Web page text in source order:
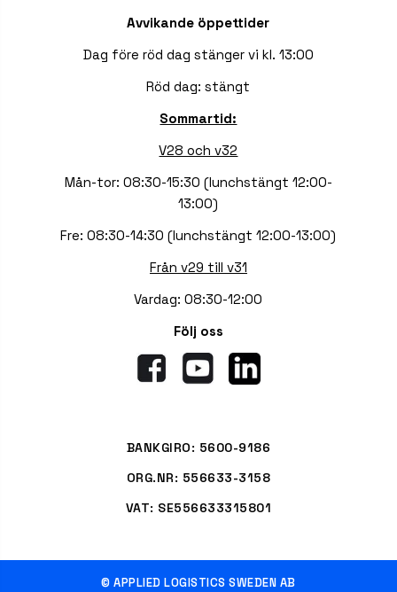
Avvikande öppettider
Dag före röd dag stänger vi kl. 13:00
Röd dag: stängt
Sommartid:
V28 och v32
Mån-tor: 08:30-15:30 (lunchstängt 12:00-
13:00)
Fre: 08:30-14:30 (lunchstängt 12:00-13:00)
Från v29 till v31
Vardag: 08:30-12:00
Följ oss
BANKGIRO: 5600-9186
ORG.NR: 556633-3158
VAT: SE556633315801
© APPLIED LOGISTICS SWEDEN AB